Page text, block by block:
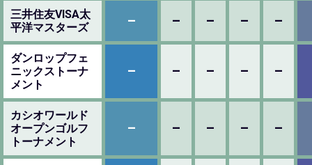
三井住友VISA太
平洋マスターズ
– – – – –
ダンロップフェ
ニックストーナ
メント
– – – – –
カシオワールド
オープンゴルフ
トーナメント
– – – – –